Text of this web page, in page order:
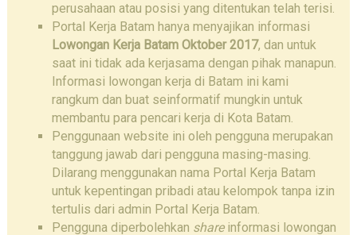
perusahaan atau posisi yang ditentukan telah terisi.
Portal Kerja Batam hanya menyajikan informasi
Lowongan Kerja Batam Oktober 2017, dan untuk
saat ini tidak ada kerjasama dengan pihak manapun.
Informasi lowongan kerja di Batam ini kami
rangkum dan buat seinformatif mungkin untuk
membantu para pencari kerja di Kota Batam.
Penggunaan website ini oleh pengguna merupakan
tanggung jawab dari pengguna masing-masing.
Dilarang menggunakan nama Portal Kerja Batam
untuk kepentingan pribadi atau kelompok tanpa izin
tertulis dari admin Portal Kerja Batam.
Pengguna diperbolehkan shareinformasi lowongan